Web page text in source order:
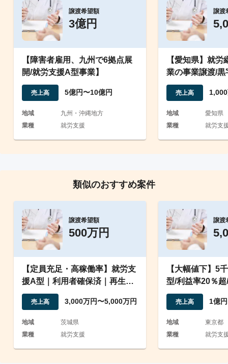
譲渡希望額
3億円
【障害者雇用、九州で6拠点展
開/就労支援A型事業】
売上高 5億円〜10億円
地域
九州・沖縄地方
業種
就労支援
譲渡
【愛知県】就
業の事業譲渡/
上
売上高
地域
愛知県
業種
就労支
類似のおすすめ案件
譲渡希望額
500万円
【定員充足・高稼働率】就労支
援A型｜利用者確保済｜再生余
地あり案件
売上高 3,000万円〜5,000万円
地域
茨城県
業種
就労支援
譲渡
【大幅値下】5
型/利益率20％
定員増実現
売上高 1億
地域
東京都
業種
就労支